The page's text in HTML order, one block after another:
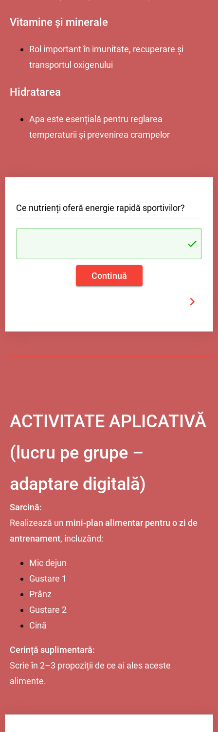
Vitamine și minerale
Rol important în imunitate, recuperare și
transportul oxigenului
Hidratarea
Apa este esențială pentru reglarea
temperaturii și prevenirea crampelor
Ce nutrienți oferă energie rapidă sportivilor?
Continuă
ACTIVITATE APLICATIVĂ
(lucru pe grupe –
adaptare digitală)
Sarcină:
Realizează un mini-plan alimentar pentru o zi de
antrenament, incluzând:
Mic dejun
Gustare 1
Prânz
Gustare 2
Cină
Cerință suplimentară:
Scrie în 2–3 propoziții de ce ai ales aceste
alimente.